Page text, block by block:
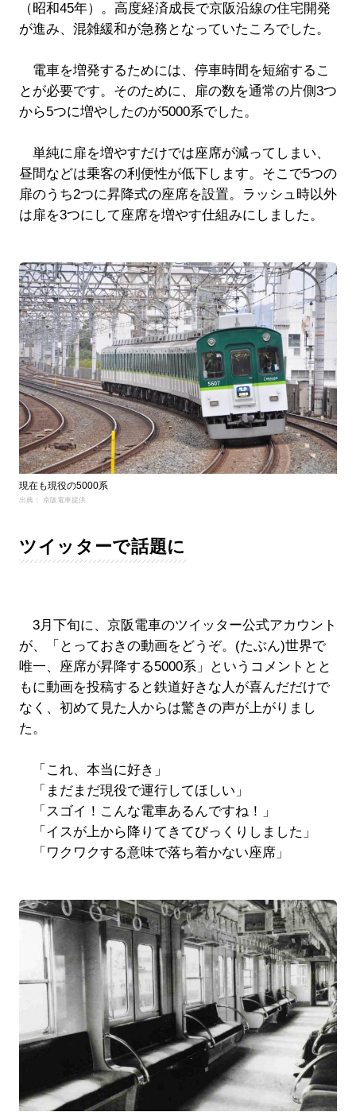
（昭和45年）。高度経済成長で京阪沿線の住宅開発
が進み、混雑緩和が急務となっていたころでした。
電車を増発するためには、停車時間を短縮するこ
とが必要です。そのために、扉の数を通常の片側3つ
から5つに増やしたのが5000系でした。
単純に扉を増やすだけでは座席が減ってしまい、
昼間などは乗客の利便性が低下します。そこで5つの
扉のうち2つに昇降式の座席を設置。ラッシュ時以外
は扉を3つにして座席を増やす仕組みにしました。
現在も現役の5000系
出典： 京阪電車提供
ツイッターで話題に
3月下旬に、京阪電車のツイッター公式アカウント
が、「とっておきの動画をどうぞ。(たぶん)世界で
唯一、座席が昇降する5000系」というコメントとと
もに動画を投稿すると鉄道好きな人が喜んだだけで
なく、初めて見た人からは驚きの声が上がりまし
た。
「これ、本当に好き」
「まだまだ現役で運行してほしい」
「スゴイ！こんな電車あるんですね！」
「イスが上から降りてきてびっくりしました」
「ワクワクする意味で落ち着かない座席」